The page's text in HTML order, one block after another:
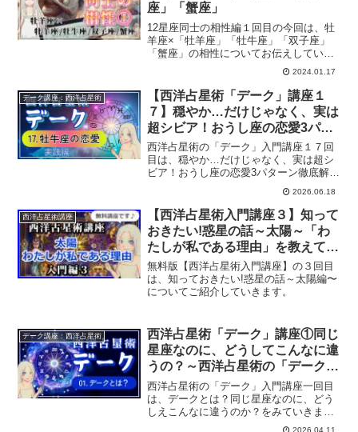
座」「蟹座」
12星座同士の相性編１回目の今回は、牡
羊座×「牡羊座」「牡牛座」「双子座」
「蟹座」の相性についてお伝えしていき
2024.01.17
デーク講座：西洋占星術
【西洋占星術「デーク」講座１
７】穏やか…だけじゃなく、実は
超シビア！おうし座の恋愛3パタ
ーン徹底解説
西洋占星術の「デーク」入門講座１７回
目は、穏やか…だけじゃなく、実は超シ
ビア！おうし座の恋愛3パターン徹底解説
2026.06.18
西洋占星術講座
【西洋占星術入門講座３】知って
おきたい!惑星の話～太陽～「わ
たしが私である理由」を教えてく
れる星
無料版【西洋占星術入門講座】の３回目
は、知っておきたい!惑星の話～太陽編〜
についてご紹介していきます。
デーク講座：西洋占星術
西洋占星術「デーク」講座①同じ
星座なのに、どうしてこんなに違
うの？～西洋占星術の「デーク」
入門～
西洋占星術の「デーク」入門講座一回目
は、デークとは？同じ星座なのに、どう
しえこんなに違うのか？をみていきま
2026.04.11